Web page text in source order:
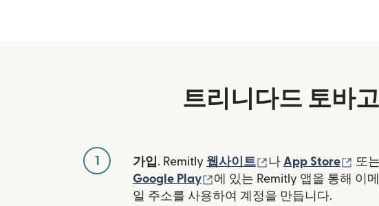
트리니다드 토바
1 가입. Remitly 웹사이트 (새 창에서 열림)
나 App Store (새
또는
Google Play
(새 창에서 열림)
에 있는 Remitly 앱을 통해 이메
일 주소를 사용하여 계정을 만듭니다.